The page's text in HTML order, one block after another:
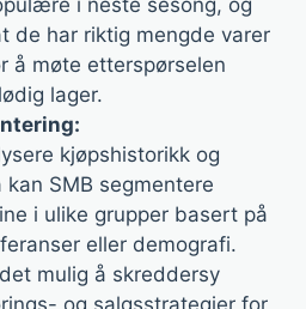
de har riktig mengde varer
å møte etterspørselen
lager.
kjøpshistorikk og
SMB segmentere
i ulike grupper basert på
eller demografi.
mulig å skreddersy
og salgsstrategier for